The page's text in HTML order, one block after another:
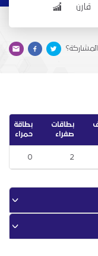
قارن
بطاقات
صفراء
بطاقة
حمراء
2
0